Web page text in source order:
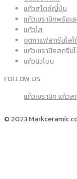
แก้วสไตล์ญี่ปุ่น
แก้วเซรามิคพร้อม
แก้วใส
ชุดกาแฟสกรีนโลโ
แก้วเซรามิคสกรีน
แก้วนิวโบน
FOLLOW US
แก้วเซรามิค แก้วส
© 2023